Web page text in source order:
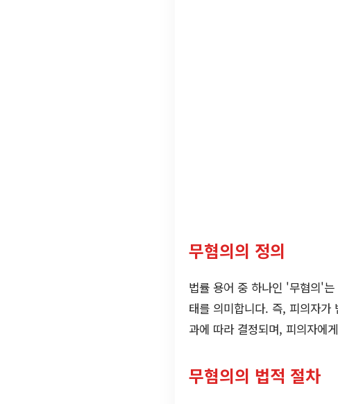
무혐의의 정의
법률 용어 중 하나인 '무혐의'
태를 의미합니다. 즉, 피의자가
과에 따라 결정되며, 피의자에
무혐의의 법적 절차